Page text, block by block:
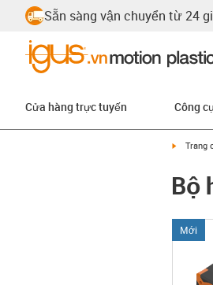
Sẵn sàng vận chuyển từ 24
Cửa hàng trực tuyến Công
igus-Trang
Bộ
Mới